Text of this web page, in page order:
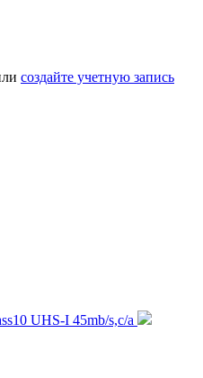
создайте учетную запись
UHS-I 45mb/s,c/а